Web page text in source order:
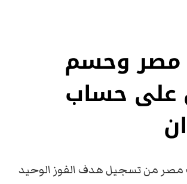
مصر وحسم
على حساب
من تسجيل هدف الفوز الوحيد